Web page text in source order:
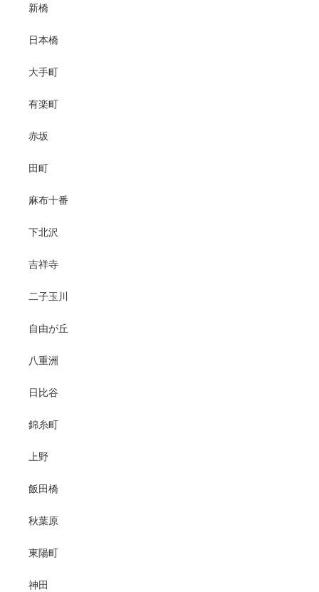
新橋
日本橋
大手町
有楽町
赤坂
田町
麻布十番
下北沢
吉祥寺
二子玉川
自由が丘
八重洲
日比谷
錦糸町
上野
飯田橋
秋葉原
東陽町
神田